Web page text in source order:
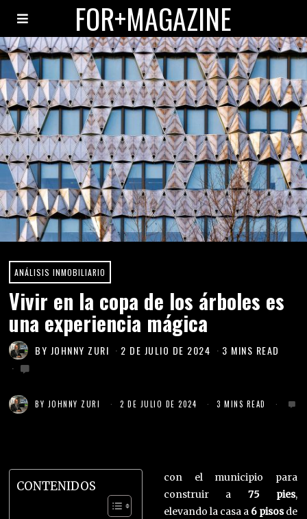
ANÁLISIS INMOBILIARIO
Vivir en la copa de los árboles es
una experiencia mágica
BY JOHNNY ZURI 2 DE JULIO DE 2024 3 MINS READ
FOR+MAGAZINE
BY JOHNNY ZURI 2 DE JULIO DE 2024 3 MINS READ
CONTENIDOS
con el municipio para
construir a 75 pies,
elevando la casa a 6 pisosde